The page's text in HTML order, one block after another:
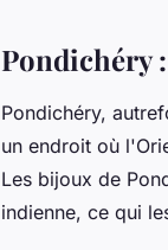
Pondichéry
Pondichéry,
un endroit où
Les bijoux de
indienne, ce qui